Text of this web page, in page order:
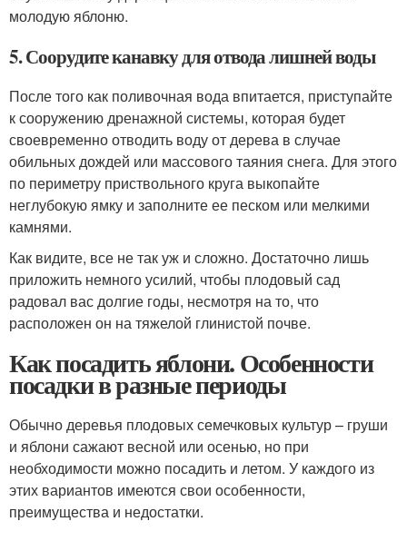
молодую яблоню.
5. Соорудите канавку для отвода лишней воды
После того как поливочная вода впитается, приступайте
к сооружению дренажной системы, которая будет
своевременно отводить воду от дерева в случае
обильных дождей или массового таяния снега. Для этого
по периметру приствольного круга выкопайте
неглубокую ямку и заполните ее песком или мелкими
камнями.
Как видите, все не так уж и сложно. Достаточно лишь
приложить немного усилий, чтобы плодовый сад
радовал вас долгие годы, несмотря на то, что
расположен он на тяжелой глинистой почве.
Как посадить яблони. Особенности
посадки в разные периоды
Обычно деревья плодовых семечковых культур – груши
и яблони сажают весной или осенью, но при
необходимости можно посадить и летом. У каждого из
этих вариантов имеются свои особенности,
преимущества и недостатки.